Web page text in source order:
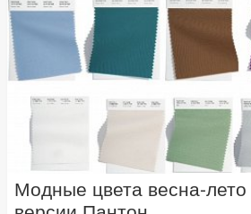
Модные цвета весна-